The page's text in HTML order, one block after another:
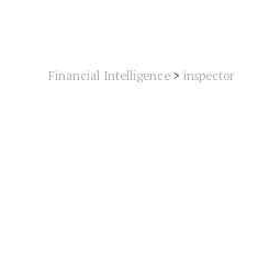
Financial Intelligence > inspector